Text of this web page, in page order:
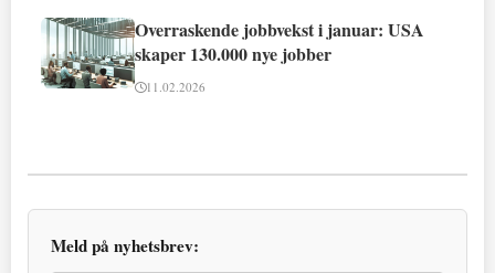
Overraskende jobbvekst i januar: USA
skaper 130.000 nye jobber
11.02.2026
Meld på nyhetsbrev: